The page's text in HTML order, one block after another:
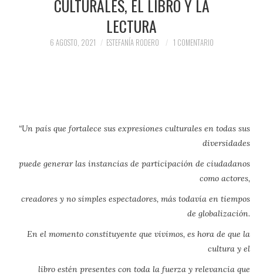
CULTURALES, EL LIBRO Y LA
LECTURA
6 AGOSTO, 2021 ESTEFANÍA RODERO 1 COMENTARIO
“Un país que fortalece sus expresiones culturales en todas sus
diversidades
puede generar las instancias de participación de ciudadanos
como actores,
creadores y no simples espectadores, más todavía en tiempos
de globalización.
En el momento constituyente que vivimos, es hora de que la
cultura y el
libro estén presentes con toda la fuerza y relevancia que